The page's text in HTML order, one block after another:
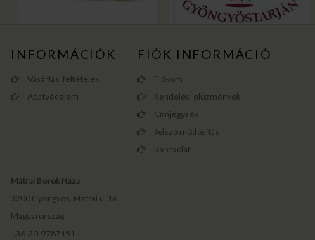
INFORMÁCIÓK
Vásárlási feltételek
Adatvédelem
FIÓK INFORMÁCIÓ
Fiókom
Rendelési előzmények
Címjegyzék
Jelszó módosítás
Kapcsolat
Mátrai Borok Háza
3200 Gyöngyös, Mátrai u. 16.
Magyarország
+36-30-9787151